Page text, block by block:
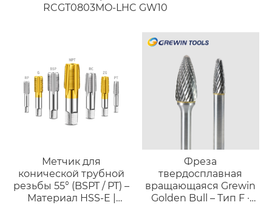
RCGT0803MO-LHC GW10
Метчик для
конической трубной
резьбы 55° (BSPT / PT) –
Материал HSS-E |
Фреза
твердосплавная
вращающаяся Grewin
Golden Bull – Тип F ·